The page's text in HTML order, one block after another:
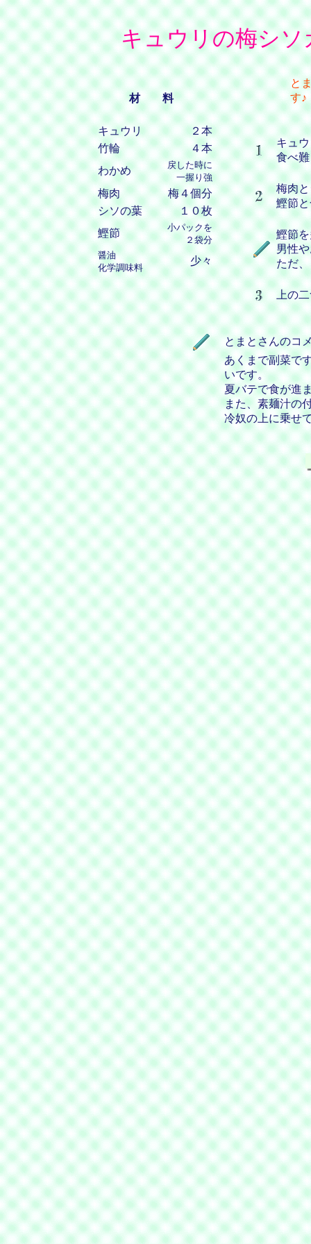
キュウリの梅シ
材 料
キュウリ
２本
竹輪
４本
わかめ
戻した時に
一握り強
梅肉
梅４個分
シソの葉
１０枚
鰹節
小パックを
２袋分
醤油
化学調味料
少々
と
す♪
キュ
食べ
梅肉
鰹節
鰹節
男性
ただ
上の
とまとさんのコ
あくまで副菜で
いです。
夏バテで食が進
また、素麺汁の
冷奴の上に乗せ